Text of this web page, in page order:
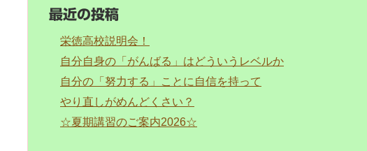
最近の投稿
栄徳高校説明会！
自分自身の「がんばる」はどういうレベルか
自分の「努力する」ことに自信を持って
やり直しがめんどくさい？
☆夏期講習のご案内2026☆